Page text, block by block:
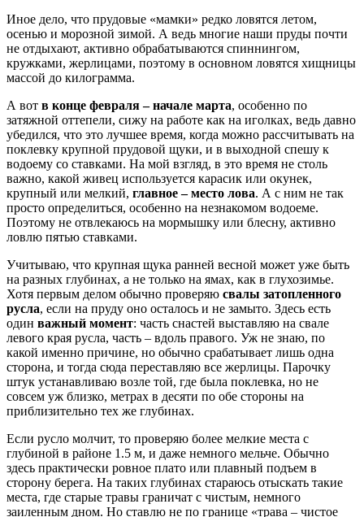
Иное дело, что прудовые «мамки» редко ловятся летом,
осенью и морозной зимой. А ведь многие наши пруды почти
не отдыхают, активно обрабатываются спиннингом,
кружками, жерлицами, поэтому в основном ловятся хищницы
массой до килограмма.
А вот в конце февраля – начале марта, особенно по
затяжной оттепели, сижу на работе как на иголках, ведь давно
убедился, что это лучшее время, когда можно рассчитывать на
поклевку крупной прудовой щуки, и в выходной спешу к
водоему со ставками. На мой взгляд, в это время не столь
важно, какой живец используется карасик или окунек,
крупный или мелкий, главное – место лова. А с ним не так
просто определиться, особенно на незнакомом водоеме.
Поэтому не отвлекаюсь на мормышку или блесну, активно
ловлю пятью ставками.
Учитываю, что крупная щука ранней весной может уже быть
на разных глубинах, а не только на ямах, как в глухозимье.
Хотя первым делом обычно проверяю свалы затопленного
русла, если на пруду оно осталось и не замыто. Здесь есть
один важный момент: часть снастей выставляю на свале
левого края русла, часть – вдоль правого. Уж не знаю, по
какой именно причине, но обычно срабатывает лишь одна
сторона, и тогда сюда переставляю все жерлицы. Парочку
штук устанавливаю возле той, где была поклевка, но не
совсем уж близко, метрах в десяти по обе стороны на
приблизительно тех же глубинах.
Если русло молчит, то проверяю более мелкие места с
глубиной в районе 1.5 м, и даже немного мельче. Обычно
здесь практически ровное плато или плавный подъем в
сторону берега. На таких глубинах стараюсь отыскать такие
места, где старые травы граничат с чистым, немного
заиленным дном. Но ставлю не по границе «трава – чистое